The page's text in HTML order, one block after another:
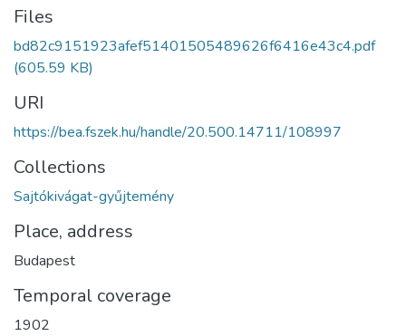
Files
bd82c9151923afef51401505489626f6416e43c4.pdf
(605.59 KB)
URI
https://bea.fszek.hu/handle/20.500.14711/108997
Collections
Sajtókivágat-gyűjtemény
Place, address
Budapest
Temporal coverage
1902